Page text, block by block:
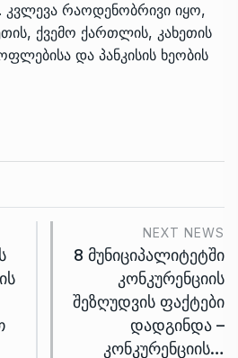
კვლევა რაოდენობრივი იყო,
ქვემო ქართლის, კახეთის
და პანკისის ხეობის
NEXT NEWS
8 მუნიციპალიტეტში
კონკურენციის
შეზღუდვის ფაქტები
დადგინდა –
კონკურენციის…